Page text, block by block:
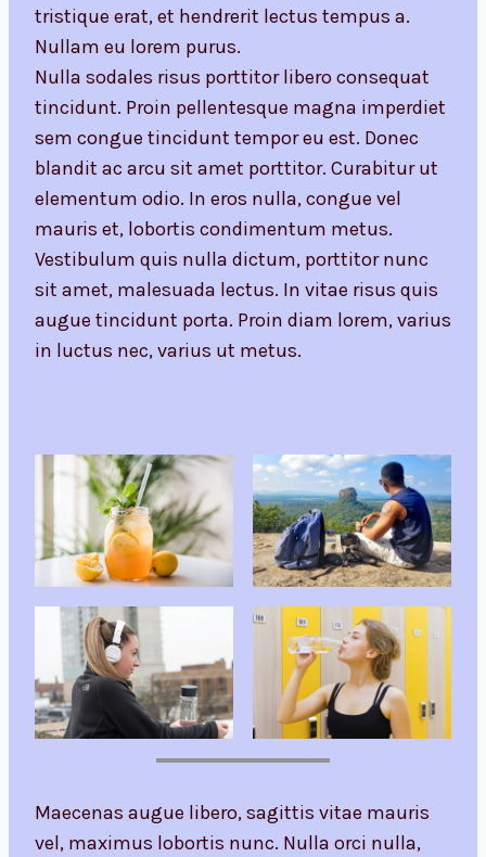
tristique erat, et hendrerit lectus tempus a.
Nullam eu lorem purus.
Nulla sodales risus porttitor libero consequat
tincidunt. Proin pellentesque magna imperdiet
sem congue tincidunt tempor eu est. Donec
blandit ac arcu sit amet porttitor. Curabitur ut
elementum odio. In eros nulla, congue vel
mauris et, lobortis condimentum metus.
Vestibulum quis nulla dictum, porttitor nunc
sit amet, malesuada lectus. In vitae risus quis
augue tincidunt porta. Proin diam lorem, varius
in luctus nec, varius ut metus.
Maecenas augue libero, sagittis vitae mauris
vel, maximus lobortis nunc. Nulla orci nulla,